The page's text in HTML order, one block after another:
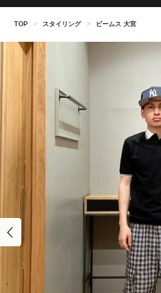
TOP > スタイリング > ビームス 大宮